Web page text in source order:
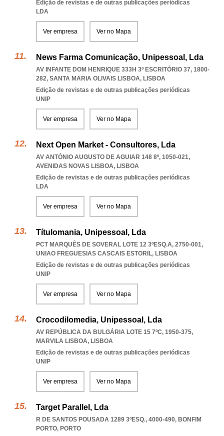
Edição de revistas e de outras publicações periódicas
LDA
Ver empresa Ver no Mapa
News Farma Comunicação, Unipessoal, Lda
AV INFANTE DOM HENRIQUE 333H 3º ESCRITÓRIO 37, 1800-
282, SANTA MARIA OLIVAIS LISBOA, LISBOA
Edição de revistas e de outras publicações periódicas
UNIP
Ver empresa Ver no Mapa
Next Open Market - Consultores, Lda
AV ANTÓNIO AUGUSTO DE AGUIAR 148 8º, 1050-021,
AVENIDAS NOVAS LISBOA, LISBOA
Edição de revistas e de outras publicações periódicas
LDA
Ver empresa Ver no Mapa
Títulomania, Unipessoal, Lda
PCT MARQUÊS DE SOVERAL LOTE 12 3ºESQ.A, 2750-001,
UNIAO FREGUESIAS CASCAIS ESTORIL, LISBOA
Edição de revistas e de outras publicações periódicas
UNIP
Ver empresa Ver no Mapa
Crocodilomedia, Unipessoal, Lda
AV REPÚBLICA DA BULGÁRIA LOTE 15 7ºC, 1950-375,
MARVILA LISBOA, LISBOA
Edição de revistas e de outras publicações periódicas
UNIP
Ver empresa Ver no Mapa
Target Parallel, Lda
R DE SANTOS POUSADA 1289 3ºESQ., 4000-490, BONFIM
PORTO, PORTO